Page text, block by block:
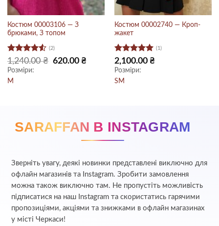
Костюм 00003106 — З
брюками, З топом
Оцінено
в4.5з 5
(2)
1,240.00₴
Оригінальна
ціна:
620.00₴
Розміри:
M
Костюм 00002740 — Кроп-
жакет
Оцінено в
5з 5
(1)
2,100.00 ₴
Розміри:
S M
SARAFFAN В INSTAGRAM
Зверніть увагу, деякі новинки представлені виключно для
офлайн магазинів та Instagram. Зробити замовлення
можна також виключно там. Не пропустіть можливість
підписатися на наш Instagram та скористатись гарячими
пропозиціями, акціями та знижками в офлайн магазинах
у місті Черкаси!